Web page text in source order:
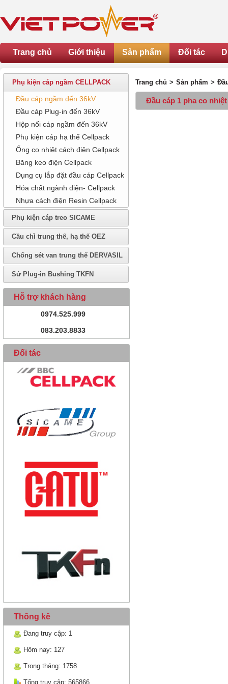
Trang chủ Giới thiệu Sản phẩm Đối tác
Phụ kiện cáp ngầm CELLPACK
Đầu cáp ngầm đến 36kV
Đầu cáp Plug-in đến 36kV
Hộp nối cáp ngầm đến 36kV
Phụ kiện cáp hạ thế Cellpack
Ống co nhiệt cách điện Cellpack
Băng keo điện Cellpack
Dụng cụ lắp đặt đầu cáp Cellpack
Hóa chất ngành điện- Cellpack
Nhựa cách điện Resin Cellpack
Phụ kiện cáp treo SICAME
Cầu chì trung thế, hạ thế OEZ
Chống sét van trung thế DERVASIL
Sứ Plug-in Bushing TKFN
Hỗ trợ khách hàng
0974.525.999
083.203.8833
Đối tác
Thống kê
Đang truy cập: 1
Hôm nay: 127
Trong tháng: 1758
Tổng truy cập: 565866
Trang chủ > Sản phẩm >
Đầu cáp 1 pha co